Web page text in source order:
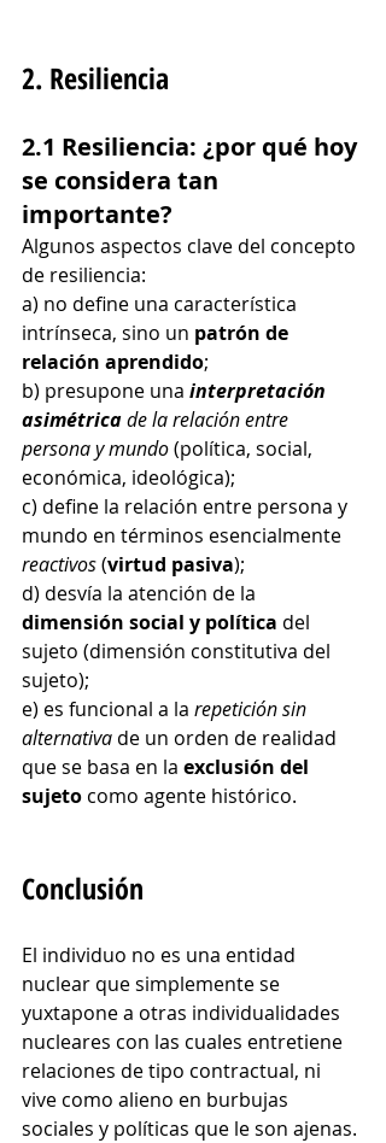
2. Resiliencia
2.1 Resiliencia: ¿por qué hoy
se considera tan
importante?
Algunos aspectos clave del concepto
de resiliencia:
a) no define una característica
intrínseca, sino un patrón de
relación aprendido;
b) presupone una interpretación
asimétrica de la relación entre
persona y mundo (política, social,
económica, ideológica);
c) define la relación entre persona y
mundo en términos esencialmente
reactivos (virtud pasiva);
d) desvía la atención de la
dimensión social y política del
sujeto (dimensión constitutiva del
sujeto);
e) es funcional a la repetición sin
alternativa de un orden de realidad
que se basa en la exclusión del
sujeto como agente histórico.
Conclusión
El individuo no es una entidad
nuclear que simplemente se
yuxtapone a otras individualidades
nucleares con las cuales entretiene
relaciones de tipo contractual, ni
vive como alieno en burbujas
sociales y políticas que le son ajenas.